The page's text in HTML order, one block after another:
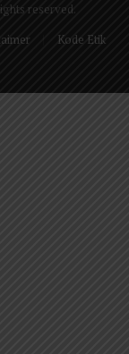
reserved.
Kode Etik